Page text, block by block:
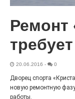
«С ними
Ремонт
20.06.2016 - 0
Дворец спорта
новую ремонтную
работы.